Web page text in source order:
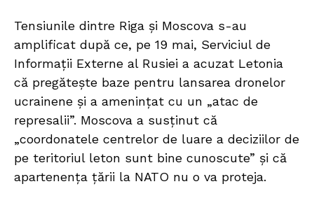
Tensiunile dintre Riga și Moscova s-au
amplificat după ce, pe 19 mai, Serviciul de
Informații Externe al Rusiei a acuzat Letonia
că pregătește baze pentru lansarea dronelor
ucrainene și a amenințat cu un „atac de
represalii”. Moscova a susținut că
„coordonatele centrelor de luare a deciziilor de
pe teritoriul leton sunt bine cunoscute” și că
apartenența țării la NATO nu o va proteja.